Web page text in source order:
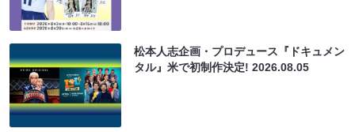
松本人志企画・プロデュース『ドキュメン
タル』米で初制作決定!2026.08.05